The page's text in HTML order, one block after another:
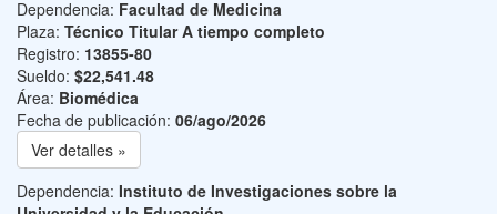
Dependencia: Facultad de Medicina
Plaza: Técnico Titular A tiempo completo
Registro: 13855-80
Sueldo: $22,541.48
Área: Biomédica
Fecha de publicación: 06/ago/2026
Ver detalles »
Dependencia: Instituto de Investigaciones sobre la